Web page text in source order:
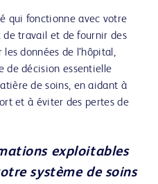
qui fonctionne avec votre
de travail et de fournir des
données de l’hôpital,
de décision essentielle
de soins, en aidant à
et à éviter des pertes de
exploitables
système de soins